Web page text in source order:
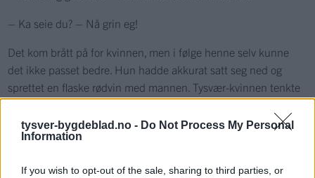
tysver-bygdeblad.no - Do Not Process My Personal
Information
If you wish to opt-out of the sale, sharing to third parties, or
– Ka seie du? – Nå grin eg!
Det kom brått på for kvinnen, men i følge henne selv kunne
det ikke passet bedre. Hun hadde akkurat satt seg ned og
sprettet en flaske rødvin med mannen. Tysvær-kvinnen tenkte
på lørdagskvelden. Tross dette, var hun ikke vanskelig å
overbevise. Hun lo og jublet om hverandre, og utbrøt til slutt: –